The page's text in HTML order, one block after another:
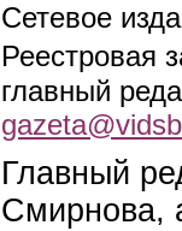
Сетевое
Реестровая
главный
Главный
Смирнова,